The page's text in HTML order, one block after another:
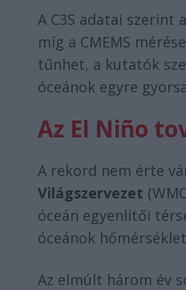
A C3S adatai
míg a CMEMS
tűnhet, a kutatók
óceánok egyre
Az El Niño
A rekord nem érte
Világszervezet
óceán egyenlítői
óceánok
Az elmúlt három év